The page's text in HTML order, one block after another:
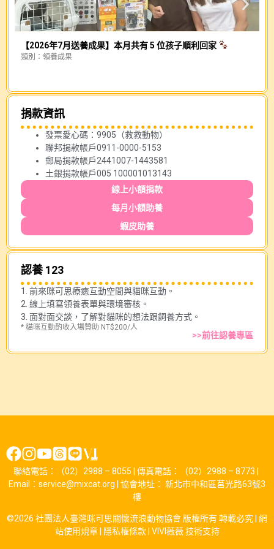
【2026年7月送養成果】本月共有 5 位孩子順利回家
類別： 領養成果
捐款資訊
發票愛心碼：9905（救救動物）
聯邦捐款帳戶0911-0000-5153
郵局捐款帳戶2441007-1443581
土銀捐款帳戶005 100001013143
線上小額捐款
每月小額助養
蝦皮助養
認養 123
1. 前來咪可思療癒互動空間與貓咪互動。
2. 線上填寫領養表單與環境審核。
3. 面對面交談，了解對貓咪的想法跟飼養方式。
* 貓咪互動酌收入場贊助 NT$200/人
>>前往認養專區
聯絡電話：（02）2988 – 8055 | 傳真電話：（02）2988 – 8773 |
Email：service@mixcat.org | 協會地址： 新北市中和區莒光路63號3
樓
©2026 社團法人臺灣咪可思關懷流浪動物協會 版權所有 轉載必究 | 網
站使用規章| 隱私權條款| VIVI薇薇技術支持